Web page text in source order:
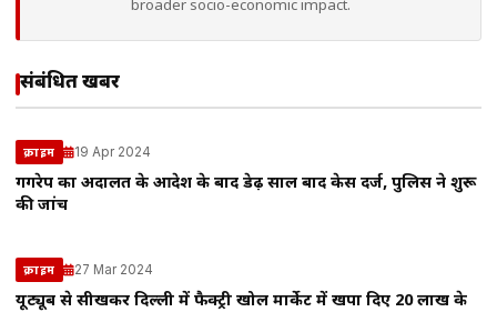
broader socio-economic impact.
संबंधित खबरें
क्राइम 19 Apr 2024
गैंगरेप का अदालत के आदेश के बाद डेढ़ साल बाद केस दर्ज, पुलिस ने शुरू
की जांच
क्राइम 27 Mar 2024
यूट्यूब से सीखकर दिल्ली में फैक्ट्री खोल मार्केट में खपा दिए 20 लाख के